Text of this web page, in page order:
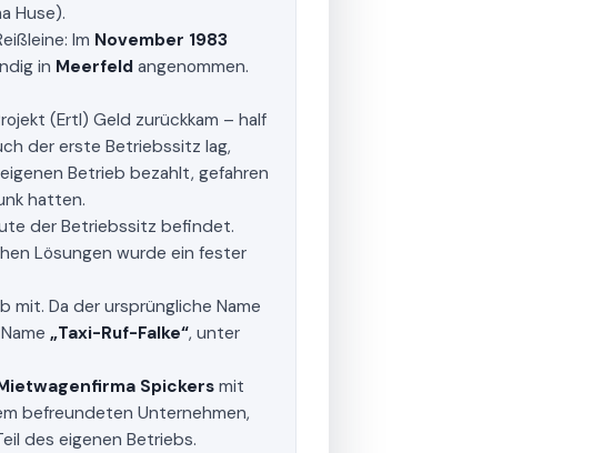
Huse).
Im November 1983
in Meerfeld angenommen.
(Ertl) Geld zurückkam – half
der erste Betriebssitz lag,
Betrieb bezahlt, gefahren
hatten.
der Betriebssitz befindet.
Lösungen wurde ein fester
mit. Da der ursprüngliche Name
„Taxi-Ruf-Falke“, unter
Spickers mit
befreundeten Unternehmen,
des eigenen Betriebs.